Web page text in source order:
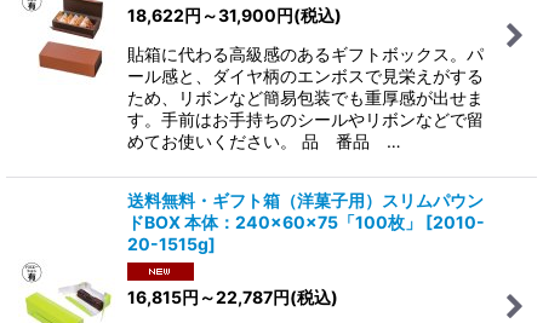
18,622円 ～31,900円(税込)
貼箱に代わる高級感のあるギフトボックス。パ
ール感と、ダイヤ柄のエンボスで見栄えがする
ため、リボンなど簡易包装でも重厚感が出せま
す。手前はお手持ちのシールやリボンなどで留
めてお使いください。 品 番品 …
送料無料・ギフト箱（洋菓子用）スリムパウン
ドBOX 本体：240×60×75「100枚」
[2010-
20-1515g]
16,815円 ～22,787円(税込)